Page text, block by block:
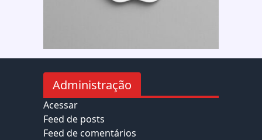
Administração
Acessar
Feed de posts
Feed de comentários